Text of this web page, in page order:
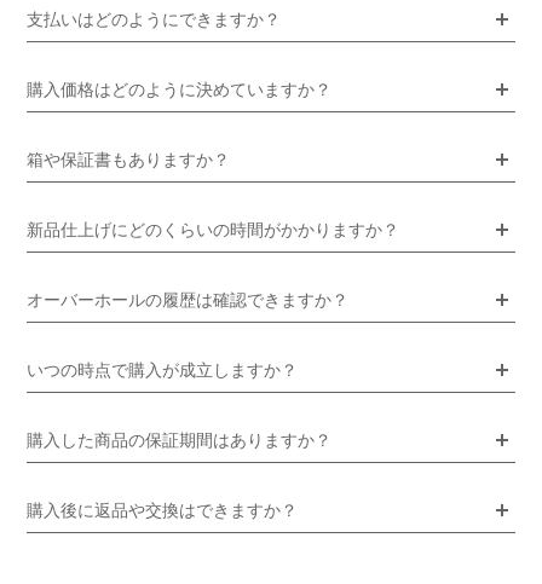
支払いはどのようにできますか？
購入価格はどのように決めていますか？
箱や保証書もありますか？
新品仕上げにどのくらいの時間がかかりますか？
オーバーホールの履歴は確認できますか？
いつの時点で購入が成立しますか？
購入した商品の保証期間はありますか？
購入後に返品や交換はできますか？